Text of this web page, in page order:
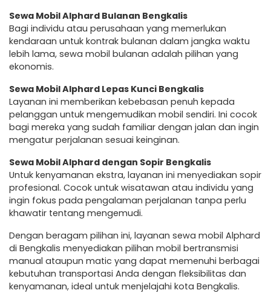
Sewa Mobil Alphard Bulanan Bengkalis
Bagi individu atau perusahaan yang memerlukan
kendaraan untuk kontrak bulanan dalam jangka waktu
lebih lama, sewa mobil bulanan adalah pilihan yang
ekonomis.
Sewa Mobil Alphard Lepas Kunci Bengkalis
Layanan ini memberikan kebebasan penuh kepada
pelanggan untuk mengemudikan mobil sendiri. Ini cocok
bagi mereka yang sudah familiar dengan jalan dan ingin
mengatur perjalanan sesuai keinginan.
Sewa Mobil Alphard dengan Sopir Bengkalis
Untuk kenyamanan ekstra, layanan ini menyediakan sopir
profesional. Cocok untuk wisatawan atau individu yang
ingin fokus pada pengalaman perjalanan tanpa perlu
khawatir tentang mengemudi.
Dengan beragam pilihan ini, layanan sewa mobil Alphard
di Bengkalis menyediakan pilihan mobil bertransmisi
manual ataupun matic yang dapat memenuhi berbagai
kebutuhan transportasi Anda dengan fleksibilitas dan
kenyamanan, ideal untuk menjelajahi kota Bengkalis.